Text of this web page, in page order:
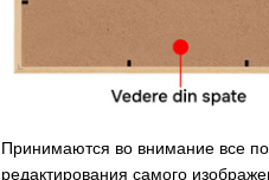
Принимаются во внимание все
редактирования самого